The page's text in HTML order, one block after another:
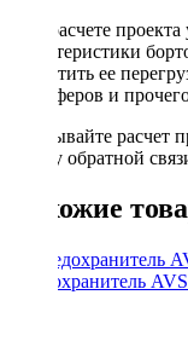
При расчете
характеристики
допустить ее
сабвуферов и
Заказывайте
форму обратной
Похожие
Предохранитель